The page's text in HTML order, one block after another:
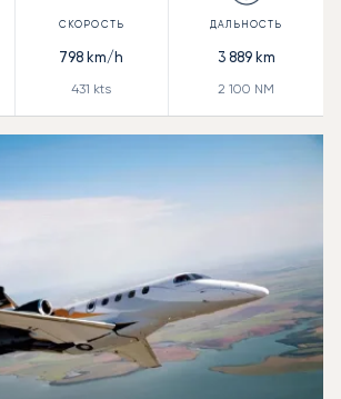
798 km/h
431 kts
3 889km
2 100 NM